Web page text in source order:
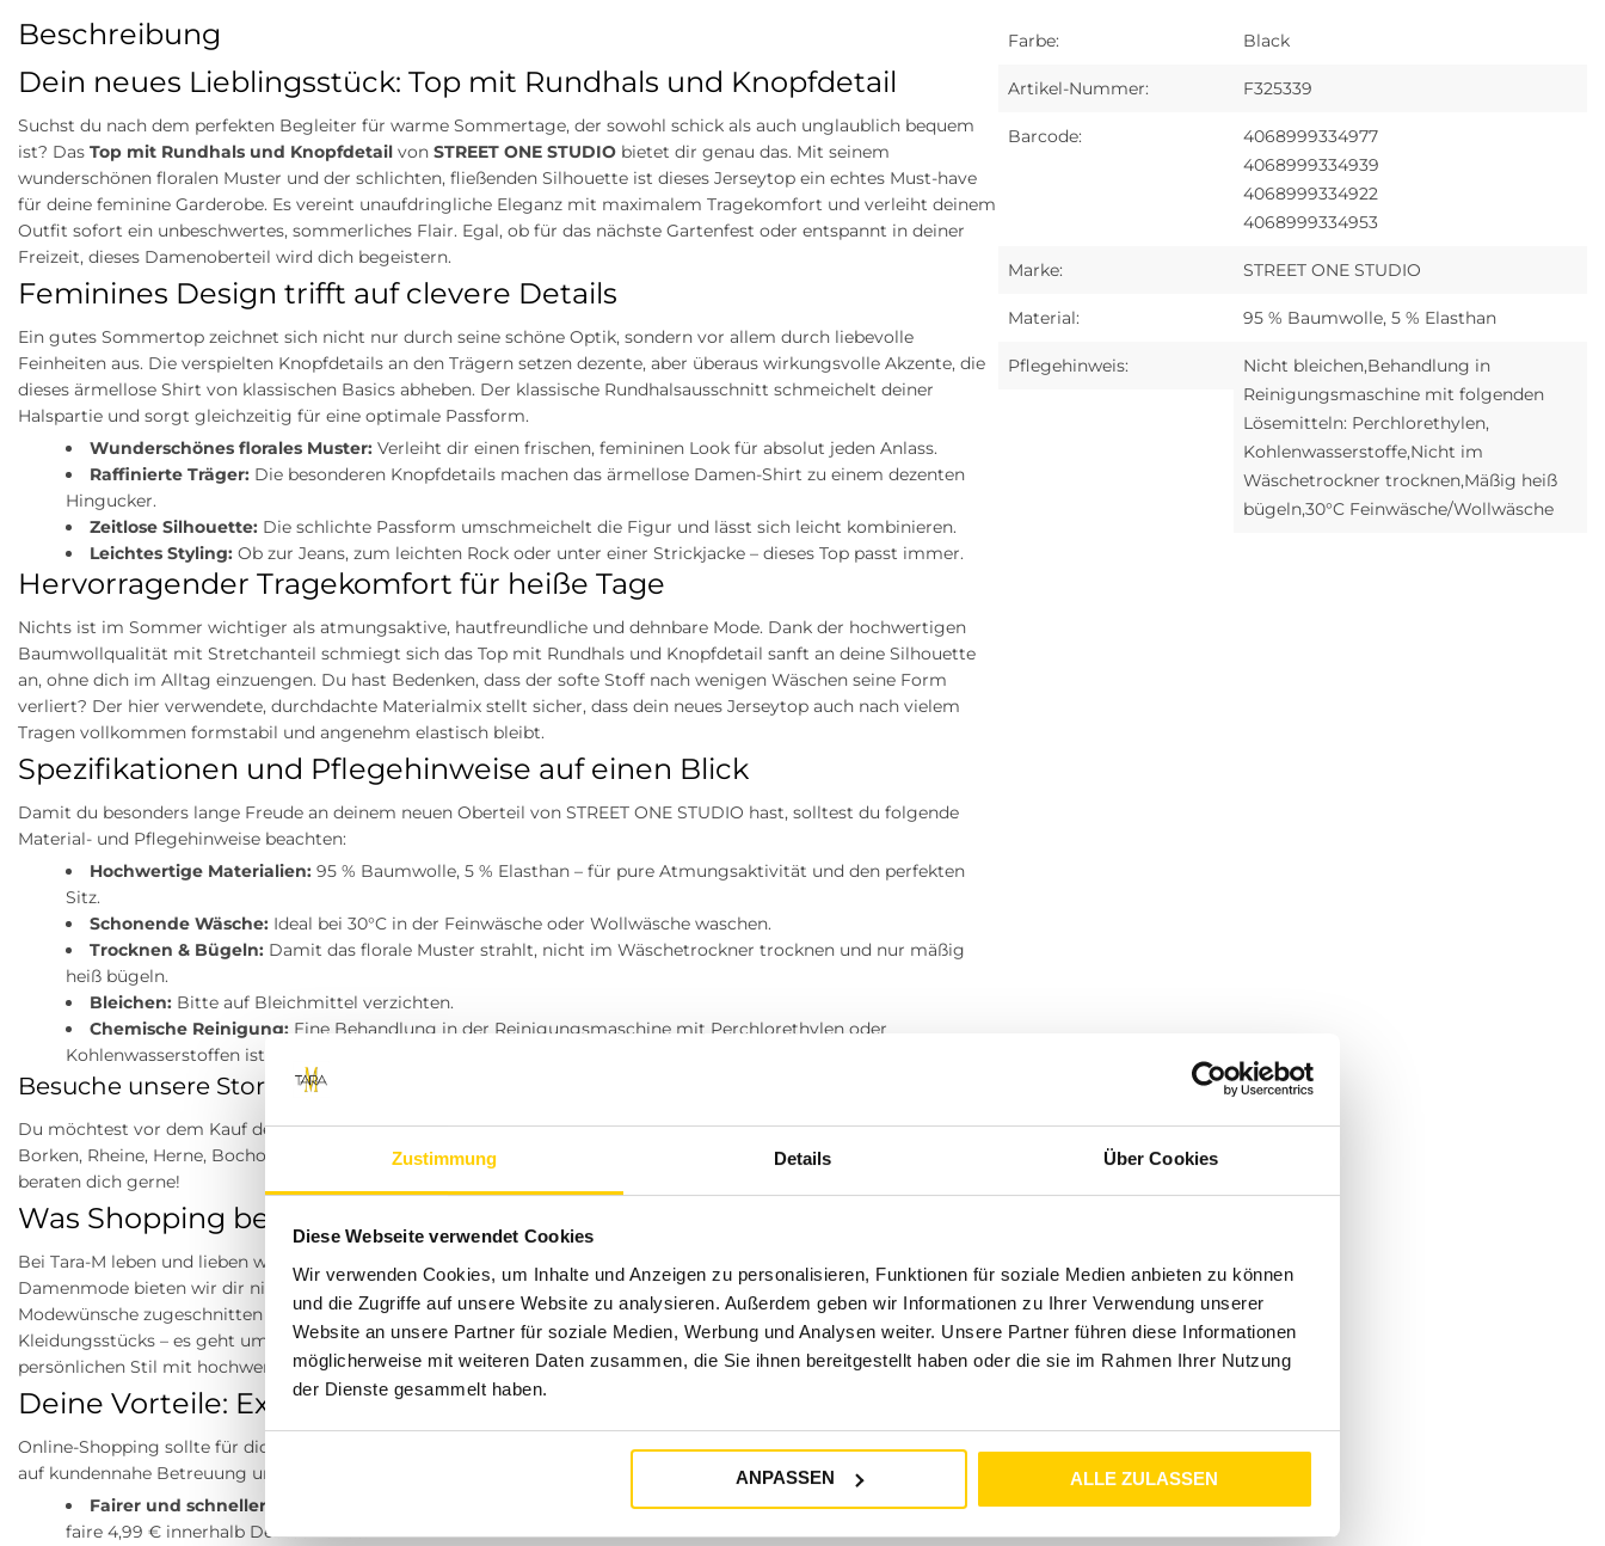
Zustimmung Details Über Cookies
Diese Webseite verwendet Cookies
Wir verwenden Cookies, um Inhalte und Anzeigen zu personalisieren, Funktionen für soziale Medien anbieten zu können
und die Zugriffe auf unsere Website zu analysieren. Außerdem geben wir Informationen zu Ihrer Verwendung unserer
Website an unsere Partner für soziale Medien, Werbung und Analysen weiter. Unsere Partner führen diese Informationen
möglicherweise mit weiteren Daten zusammen, die Sie ihnen bereitgestellt haben oder die sie im Rahmen Ihrer Nutzung
der Dienste gesammelt haben.
ANPASSEN ALLE ZULASSEN
Farbe: Black
Artikel-Nummer: F325339
Barcode:
4068999334977
4068999334939
4068999334922
4068999334953
Marke: STREET ONE STUDIO
Material: 95 % Baumwolle, 5 % Elasthan
Pflegehinweis:
Nicht bleichen,Behandlung in
Reinigungsmaschine mit folgenden
Lösemitteln: Perchlorethylen,
Kohlenwasserstoffe,Nicht im
Wäschetrockner trocknen,Mäßig heiß
bügeln,30°C Feinwäsche/Wollwäsche
Beschreibung
Dein neues Lieblingsstück: Top mit Rundhals und Knopfdetail
Suchst du nach dem perfekten Begleiter für warme Sommertage, der sowohl schick als auch unglaublich bequem
ist? Das Top mit Rundhals und Knopfdetail von STREET ONE STUDIO bietet dir genau das. Mit seinem
wunderschönen floralen Muster und der schlichten, fließenden Silhouette ist dieses Jerseytop ein echtes Must-have
für deine feminine Garderobe. Es vereint unaufdringliche Eleganz mit maximalem Tragekomfort und verleiht deinem
Outfit sofort ein unbeschwertes, sommerliches Flair. Egal, ob für das nächste Gartenfest oder entspannt in deiner
Freizeit, dieses Damenoberteil wird dich begeistern.
Feminines Design trifft auf clevere Details
Ein gutes Sommertop zeichnet sich nicht nur durch seine schöne Optik, sondern vor allem durch liebevolle
Feinheiten aus. Die verspielten Knopfdetails an den Trägern setzen dezente, aber überaus wirkungsvolle Akzente, die
dieses ärmellose Shirt von klassischen Basics abheben. Der klassische Rundhalsausschnitt schmeichelt deiner
Halspartie und sorgt gleichzeitig für eine optimale Passform.
Wunderschönes florales Muster: Verleiht dir einen frischen, femininen Look für absolut jeden Anlass.
Raffinierte Träger: Die besonderen Knopfdetails machen das ärmellose Damen-Shirt zu einem dezenten
Hingucker.
Zeitlose Silhouette: Die schlichte Passform umschmeichelt die Figur und lässt sich leicht kombinieren.
Leichtes Styling: Ob zur Jeans, zum leichten Rock oder unter einer Strickjacke – dieses Top passt immer.
Hervorragender Tragekomfort für heiße Tage
Nichts ist im Sommer wichtiger als atmungsaktive, hautfreundliche und dehnbare Mode. Dank der hochwertigen
Baumwollqualität mit Stretchanteil schmiegt sich das Top mit Rundhals und Knopfdetail sanft an deine Silhouette
an, ohne dich im Alltag einzuengen. Du hast Bedenken, dass der softe Stoff nach wenigen Wäschen seine Form
verliert? Der hier verwendete, durchdachte Materialmix stellt sicher, dass dein neues Jerseytop auch nach vielem
Tragen vollkommen formstabil und angenehm elastisch bleibt.
Spezifikationen und Pflegehinweise auf einen Blick
Damit du besonders lange Freude an deinem neuen Oberteil von STREET ONE STUDIO hast, solltest du folgende
Material- und Pflegehinweise beachten:
Hochwertige Materialien: 95 % Baumwolle, 5 % Elasthan – für pure Atmungsaktivität und den perfekten
Sitz.
Schonende Wäsche: Ideal bei 30°C in der Feinwäsche oder Wollwäsche waschen.
Trocknen & Bügeln: Damit das florale Muster strahlt, nicht im Wäschetrockner trocknen und nur mäßig
heiß bügeln.
Bleichen: Bitte auf Bleichmittel verzichten.
Chemische Reinigung: Eine Behandlung in der Reinigungsmaschine mit Perchlorethylen oder
Kohlenwasserstoffen ist möglich.
Besuche unsere Stores
Du möchtest vor dem Kauf deine Lieblingsartikel anprobieren? Besuche einen unserer Tara-M Stores in Dinslaken,
Borken, Rheine, Herne, Bocholt, Coesfeld, Datteln, Lüdinghausen, Marl oder Herten. Unsere Modeexperten vor Ort
beraten dich gerne!
Was Shopping bei Tara-M so besonders macht
Bei Tara-M leben und lieben wir Fashion. Als dein zuverlässiger Ansprechpartner für trendige und hochwertige
Damenmode bieten wir dir nicht nur stylische Highlights, sondern auch eine Einkaufserfahrung, die genau auf deine
Modewünsche zugeschnitten ist. Wir wissen genau, dass Shopping weit mehr ist als nur der bloße Erwerb eines
Kleidungsstücks – es geht um pure Inspiration, um das Wohlfühlen im eigenen Körper und darum, deinen ganz
persönlichen Stil mit hochwertigen Marken selbstbewusst auszudrücken.
Deine Vorteile: Exzellenter Service und maximale Transparenz
Online-Shopping sollte für dich stressfrei, sicher und vor allem komfortabel ablaufen. Deshalb legen wir großen Wert
auf kundennahe Betreuung und faire Bedingungen für deinen rundum gelungenen Einkauf:
Fairer und schneller Versand:
Wir bereiten deine Bestellung sofort vor. Die Versandkosten betragen dabei
faire 4,99 € innerhalb Deutschlands.